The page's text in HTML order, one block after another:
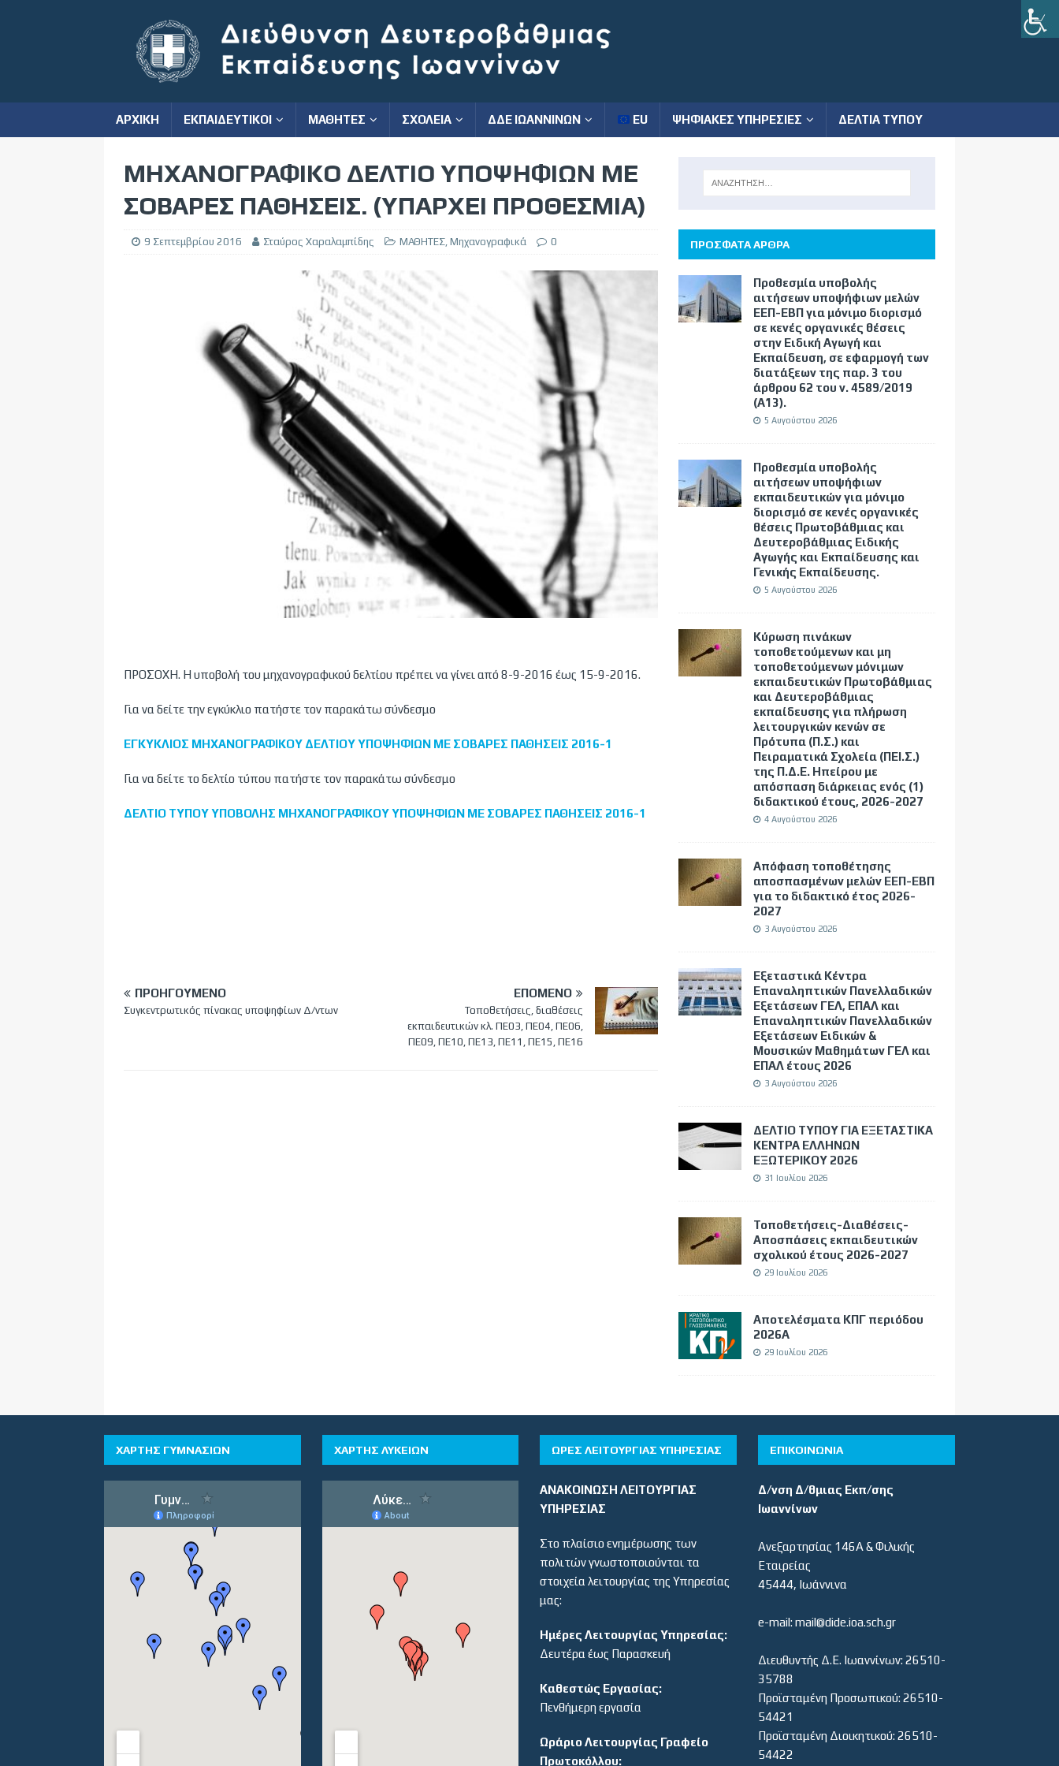
ΑΡΧΙΚΗ ΕΚΠΑΙΔΕΥΤΙΚΟΙ ΜΑΘΗΤΕΣ ΣΧΟΛΕΙΑ ΔΔΕ ΙΩΑΝΝΙΝΩΝ EU ΨΗΦΙΑΚΕΣ ΥΠΗΡΕΣΙΕΣ ΔΕΛΤΙΑ ΤΥΠΟΥ
ΜΗΧΑΝΟΓΡΑΦΙΚΟ ΔΕΛΤΙΟ ΥΠΟΨΗΦΙΩΝ ΜΕ
ΣΟΒΑΡΕΣ ΠΑΘΗΣΕΙΣ. (ΥΠΑΡΧΕΙ ΠΡΟΘΕΣΜΙΑ)
9 Σεπτεμβρίου 2016 Σταύρος Χαραλαμπίδης ΜΑΘΗΤΕΣ, Μηχανογραφικά 0
ΠΡΟΣΟΧΗ. Η υποβολή του μηχανογραφικού δελτίου πρέπει να γίνει από 8-9-2016 έως 15-9-2016.
Για να δείτε την εγκύκλιο πατήστε τον παρακάτω σύνδεσμο
ΕΓΚΥΚΛΙΟΣ ΜΗΧΑΝΟΓΡΑΦΙΚΟΥ ΔΕΛΤΙΟΥ ΥΠΟΨΗΦΙΩΝ ΜΕ ΣΟΒΑΡΕΣ ΠΑΘΗΣΕΙΣ 2016-1
Για να δείτε το δελτίο τύπου πατήστε τον παρακάτω σύνδεσμο
ΔΕΛΤΙΟ ΤΥΠΟΥ ΥΠΟΒΟΛΗΣ ΜΗΧΑΝΟΓΡΑΦΙΚΟΥ ΥΠΟΨΗΦΙΩΝ ΜΕ ΣΟΒΑΡΕΣ ΠΑΘΗΣΕΙΣ 2016-1
ΠΡΟΗΓΟΎΜΕΝΟ
Συγκεντρωτικός πίνακας υποψηφίων Δ/ντων
ΕΠΌΜΕΝΟ
Τοποθετήσεις, διαθέσεις
εκπαιδευτικών κλ. ΠΕ03, ΠΕ04, ΠΕ06,
ΠΕ09, ΠΕ10, ΠΕ13, ΠΕ11, ΠΕ15, ΠΕ16
ΠΡΟΣΦΑΤΑ ΑΡΘΡΑ
Προθεσμία υποβολής
αιτήσεων υποψήφιων μελών
ΕΕΠ-ΕΒΠ για μόνιμο διορισμό
σε κενές οργανικές θέσεις
στην Ειδική Αγωγή και
Εκπαίδευση, σε εφαρμογή των
διατάξεων της παρ. 3 του
άρθρου 62 του ν. 4589/2019
(Α΄13).
5 Αυγούστου 2026
Προθεσμία υποβολής
αιτήσεων υποψήφιων
εκπαιδευτικών για μόνιμο
διορισμό σε κενές οργανικές
θέσεις Πρωτοβάθμιας και
Δευτεροβάθμιας Ειδικής
Αγωγής και Εκπαίδευσης και
Γενικής Εκπαίδευσης.
5 Αυγούστου 2026
Κύρωση πινάκων
τοποθετούμενων και μη
τοποθετούμενων μόνιμων
εκπαιδευτικών Πρωτοβάθμιας
και Δευτεροβάθμιας
εκπαίδευσης για πλήρωση
λειτουργικών κενών σε
Πρότυπα (Π.Σ.) και
Πειραματικά Σχολεία (ΠΕΙ.Σ.)
της Π.Δ.Ε. Ηπείρου με
απόσπαση διάρκειας ενός (1)
διδακτικού έτους, 2026-2027
4 Αυγούστου 2026
Απόφαση τοποθέτησης
αποσπασμένων μελών ΕΕΠ-ΕΒΠ
για το διδακτικό έτος 2026-
2027
3 Αυγούστου 2026
Εξεταστικά Κέντρα
Επαναληπτικών Πανελλαδικών
Εξετάσεων ΓΕΛ, ΕΠΑΛ και
Επαναληπτικών Πανελλαδικών
Εξετάσεων Ειδικών &
Μουσικών Μαθημάτων ΓΕΛ και
ΕΠΑΛ έτους 2026
3 Αυγούστου 2026
ΔΕΛΤΙΟ ΤΥΠΟΥ ΓΙΑ ΕΞΕΤΑΣΤΙΚΑ
ΚΕΝΤΡΑ ΕΛΛΗΝΩΝ
ΕΞΩΤΕΡΙΚΟΥ 2026
31 Ιουλίου 2026
Τοποθετήσεις-Διαθέσεις-
Αποσπάσεις εκπαιδευτικών
σχολικού έτους 2026-2027
29 Ιουλίου 2026
Αποτελέσματα ΚΠΓ περιόδου
2026Α
29 Ιουλίου 2026
ΧΑΡΤΗΣ ΓΥΜΝΑΣΙΩΝ ΧΑΡΤΗΣ ΛΥΚΕΙΩΝ ΏΡΕΣ ΛΕΙΤΟΥΡΓΊΑΣ ΥΠΗΡΕΣΊΑΣ
ΑΝΑΚΟΙΝΩΣΗ ΛΕΙΤΟΥΡΓΙΑΣ
ΥΠΗΡΕΣΙΑΣ
Στο πλαίσιο ενημέρωσης των
πολιτών γνωστοποιούνται τα
στοιχεία λειτουργίας της Υπηρεσίας
μας:
Ημέρες Λειτουργίας Υπηρεσίας:
Δευτέρα έως Παρασκευή
Καθεστώς Εργασίας:
Πενθήμερη εργασία
Ωράριο Λειτουργίας Γραφείο
Πρωτοκόλλου:
ΕΠΙΚΟΙΝΩΝΙΑ
Δ/νση Δ/θμιας Εκπ/σης
Ιωαννίνων
Ανεξαρτησίας 146Α & Φιλικής
Εταιρείας
45444, Ιωάννινα
e-mail: mail@dide.ioa.sch.gr
Διευθυντής Δ.Ε. Ιωαννίνων: 26510-
35788
Προϊσταμένη Προσωπικού: 26510-
54421
Προϊσταμένη Διοικητικού: 26510-
54422